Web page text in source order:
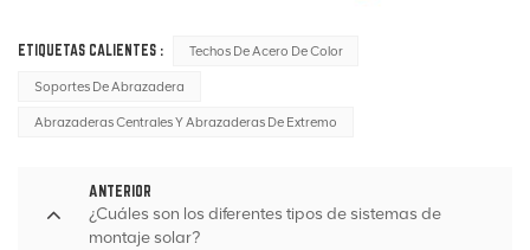
ETIQUETAS CALIENTES : Techos De Acero De Color
Soportes De Abrazadera
Abrazaderas Centrales Y Abrazaderas De Extremo
ANTERIOR
¿Cuáles son los diferentes tipos de sistemas de
montaje solar?